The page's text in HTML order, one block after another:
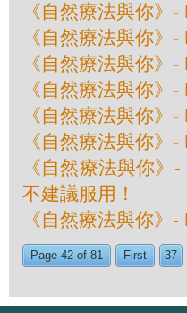
《自然療法與你》
《自然療法與你》
《自然療法與你
《自然療法與你》
《自然療法與你》
《自然療法與你》
《自然療法與你
不建議服用！
《自然療法與你》
Page 42 of 81 First 37